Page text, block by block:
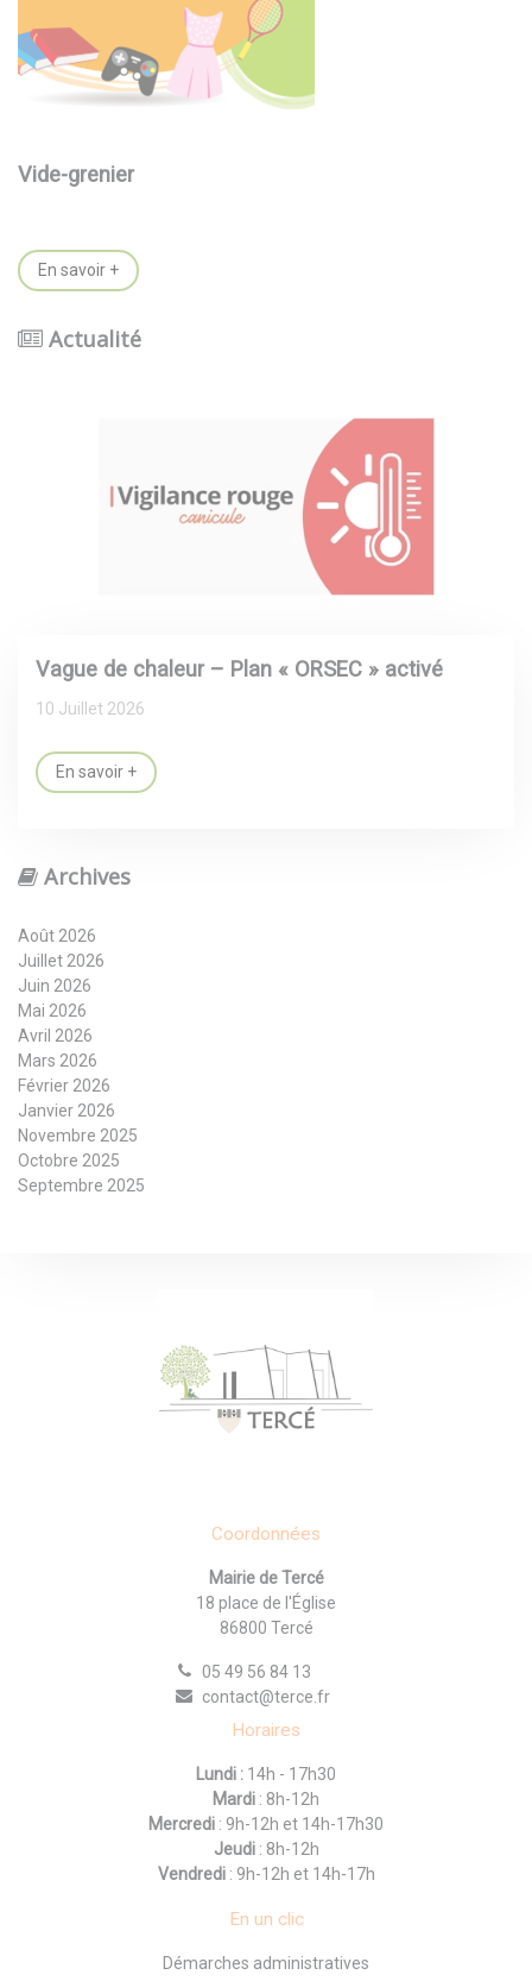
Vide-grenier
En savoir +
Actualité
Vague de chaleur – Plan « ORSEC » activé
10 Juillet 2026
En savoir +
Archives
Août 2026
Juillet 2026
Juin 2026
Mai 2026
Avril 2026
Mars 2026
Février 2026
Janvier 2026
Novembre 2025
Octobre 2025
Septembre 2025
Coordonnées
Mairie de Tercé
18 place de l'Église
86800 Tercé
05 49 56 84 13
contact@terce.fr
Horaires
Lundi : 14h - 17h30
Mardi : 8h-12h
Mercredi : 9h-12h et 14h-17h30
Jeudi : 8h-12h
Vendredi : 9h-12h et 14h-17h
En un clic
Démarches administratives